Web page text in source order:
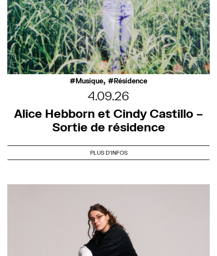
Musique, Résidence
4.09.26
Alice Hebborn et Cindy Castillo –
Sortie de résidence
PLUS D'INFOS